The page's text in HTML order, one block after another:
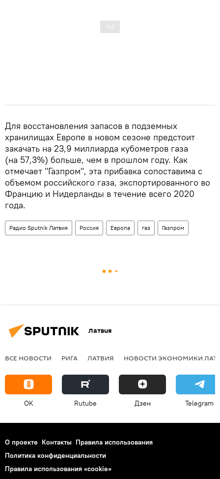
Для восстановления запасов в подземных
хранилищах Европе в новом сезоне предстоит
закачать на 23,9 миллиарда кубометров газа
(на 57,3%) больше, чем в прошлом году. Как
отмечает "Газпром", эта прибавка сопоставима с
объемом российского газа, экспортированного во
Францию и Нидерланды в течение всего 2020
года.
Радио Sputnik Латвия Россия Европа газ Газпром
Латвия
ВСЕ НОВОСТИ РИГА ЛАТВИЯ НОВОСТИ ЭКОНОМИКИ
OK Rutube Дзен Telegram
О проекте Контакты Правила использования
Политика конфиденциальности
Правила использования «cookie»